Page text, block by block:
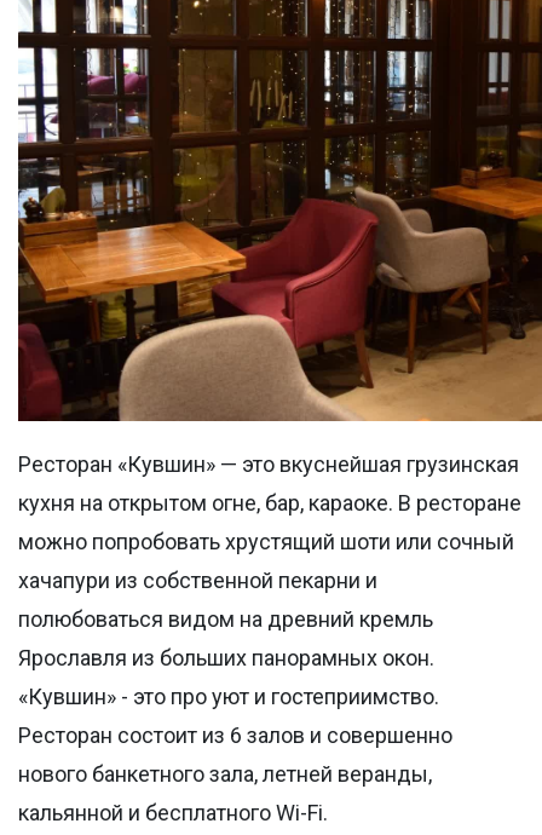
Ресторан «Кувшин» — это вкуснейшая грузинская
кухня на открытом огне, бар, караоке. В ресторане
можно попробовать хрустящий шоти или сочный
хачапури из собственной пекарни и
полюбоваться видом на древний кремль
Ярославля из больших панорамных окон.
«Кувшин» - это про уют и гостеприимство.
Ресторан состоит из 6 залов и совершенно
нового банкетного зала, летней веранды,
кальянной и бесплатного Wi-Fi.